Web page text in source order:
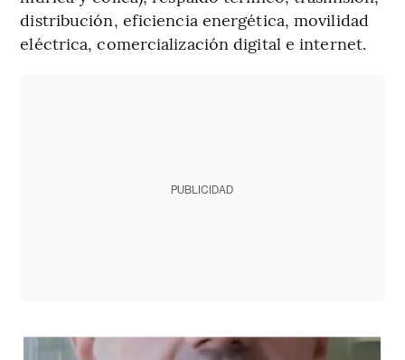
distribución, eficiencia energética, movilidad
eléctrica, comercialización digital e internet.
PUBLICIDAD